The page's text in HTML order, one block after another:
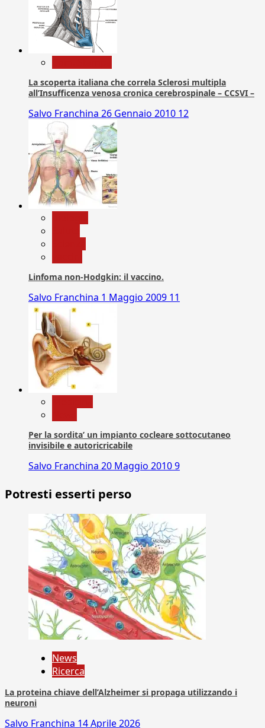
La scoperta italiana che correla Sclerosi multipla
all’Insufficenza venosa cronica cerebrospinale – CCSVI –
Salvo Franchina 26 Gennaio 2010 12
Linfoma non-Hodgkin: il vaccino.
Salvo Franchina 1 Maggio 2009 11
Per la sordita’ un impianto cocleare sottocutaneo
invisibile e autoricricabile
Salvo Franchina 20 Maggio 20109
Potresti esserti perso
News
Ricerca
La proteina chiave dell’Alzheimer si propaga utilizzando i
neuroni
Salvo Franchina 14 Aprile 2026